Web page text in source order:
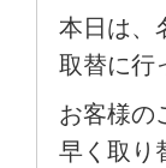
本日は、
取替に行
お客様の
早く取り